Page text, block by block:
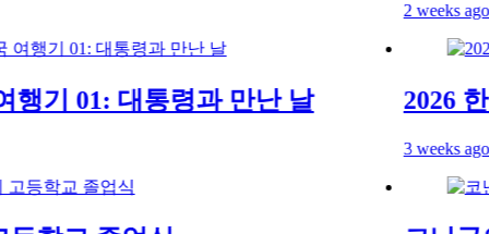
기 01: 대통령과 만난 날
2 weeks ago
2026 한
3 weeks ago